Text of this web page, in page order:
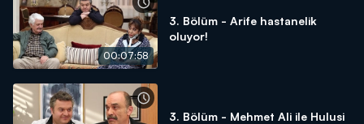
00:07:58
3. Bölüm - Arife hastanelik
oluyor!
3. Bölüm - Mehmet Ali ile Hulusi